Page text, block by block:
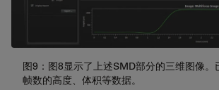
图9：图8显示了上述SMD部分的三维图像。
帧数的高度、体积等数据。